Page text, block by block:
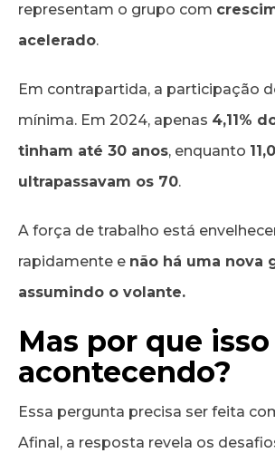
representam o grupo com
acelerado.
Em contrapartida, a participação
mínima. Em 2024, apenas 4,11%
tinham até 30 anos, enquanto
ultrapassavam os 70.
A força de trabalho está
rapidamente e não há uma nova
assumindo o volante.
Mas por que
acontecendo?
Essa pergunta precisa ser feita
Afinal, a resposta revela os